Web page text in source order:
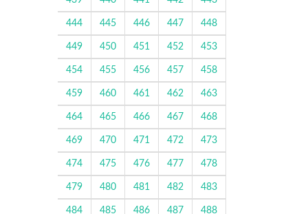
444 445 446 447 448
449 450 451 452 453
454 455 456 457 458
459 460 461 462 463
464 465 466 467 468
469 470 471 472 473
474 475 476 477 478
479 480 481 482 483
484 485 486 487 488